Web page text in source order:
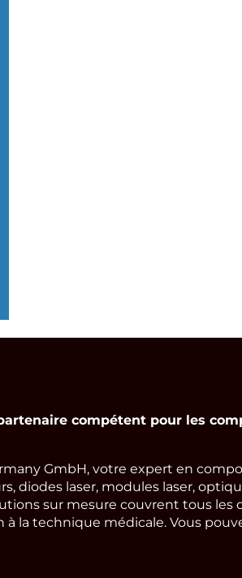
partenaire compétent pour les
GmbH, votre expert en
diodes laser, modules laser,
sur mesure couvrent tous les
la technique médicale. Vous